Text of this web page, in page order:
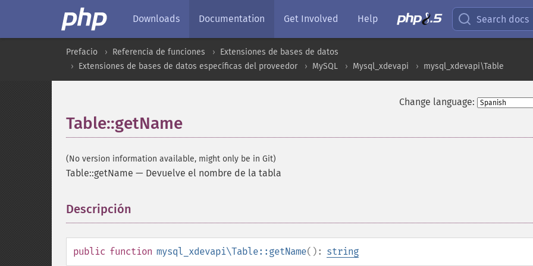
Downloads Documentation Get Involved Help Search docs
Prefacio Referencia de funciones
Extensiones de bases de datos
Extensiones de bases de datos específicas del proveedor
MySQL Mysql_xdevapi mysql_xdevapi\Table
Change language:
Table::getName
(No version information available, might only be in Git)
Table::getName — Devuelve el nombre de la tabla
Descripción
public function mysql_xdevapi\Table::getName(): string